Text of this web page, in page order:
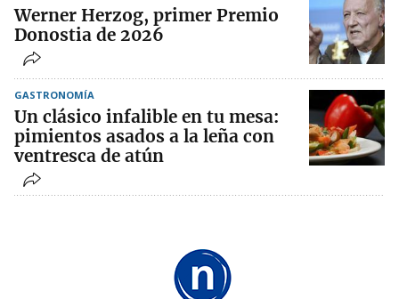
Werner Herzog, primer Premio
Donostia de 2026
GASTRONOMÍA
Un clásico infalible en tu mesa:
pimientos asados a la leña con
ventresca de atún